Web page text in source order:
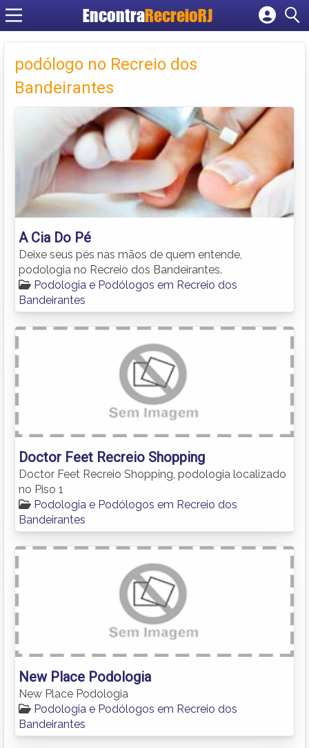
EncontraRecreioRJ
Cadastrar empresa
Criar conta
podólogo no Recreio dos
Bandeirantes
A Cia Do Pé
Deixe seus pés nas mãos de quem entende,
podologia no Recreio dos Bandeirantes.
Podologia e Podólogos em Recreio dos
Bandeirantes
Doctor Feet Recreio Shopping
Doctor Feet Recreio Shopping, podologia localizado
no Piso 1
Podologia e Podólogos em Recreio dos
Bandeirantes
New Place Podologia
New Place Podologia
Podologia e Podólogos em Recreio dos
Bandeirantes